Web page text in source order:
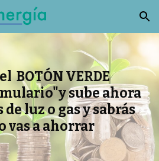
Skip to navigation
BOTÓN VERDE
sube ahora
luz o gas y sabrás
vas a ahorrar